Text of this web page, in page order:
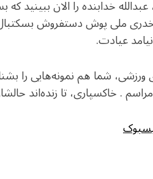
خدابنده را الان ببینید
خدری ملی پوش دستفروش
عیادت.
ورزشی، شما هم نمونه‌هایی
. خاکسپاری، تا زنده‌اند